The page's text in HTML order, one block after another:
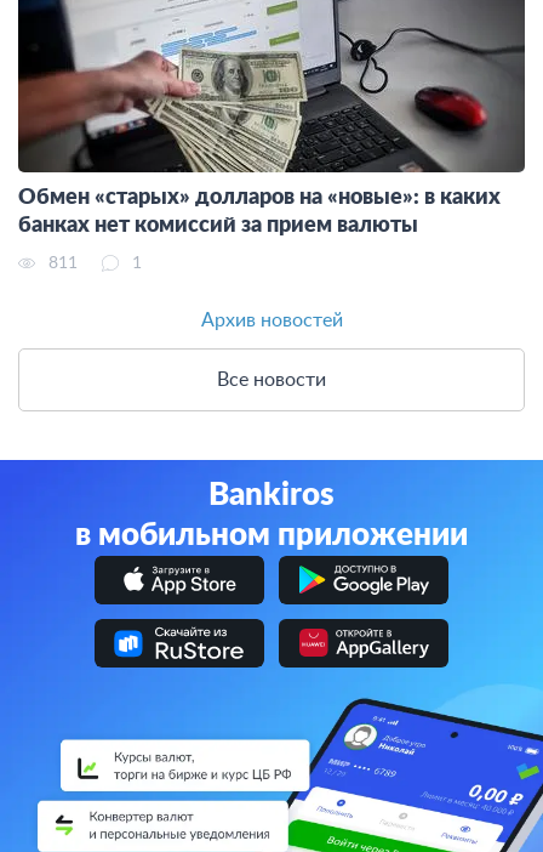
Обмен «старых» долларов на «новые»: в каких
банках нет комиссий за прием валюты
811 1
Архив новостей
Все новости
Bankiros
в мобильном приложении